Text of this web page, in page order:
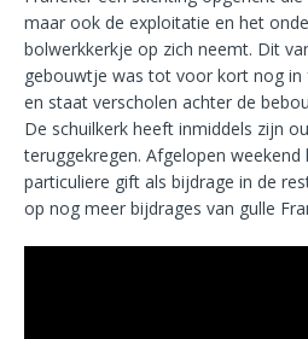
maar ook de exploitatie en het
bolwerkkerkje op zich neemt. Dit
gebouwtje was tot voor kort nog in
en staat verscholen achter de
De schuilkerk heeft inmiddels zijn
teruggekregen. Afgelopen weekend
particuliere gift als bijdrage in de
op nog meer bijdrages van gulle